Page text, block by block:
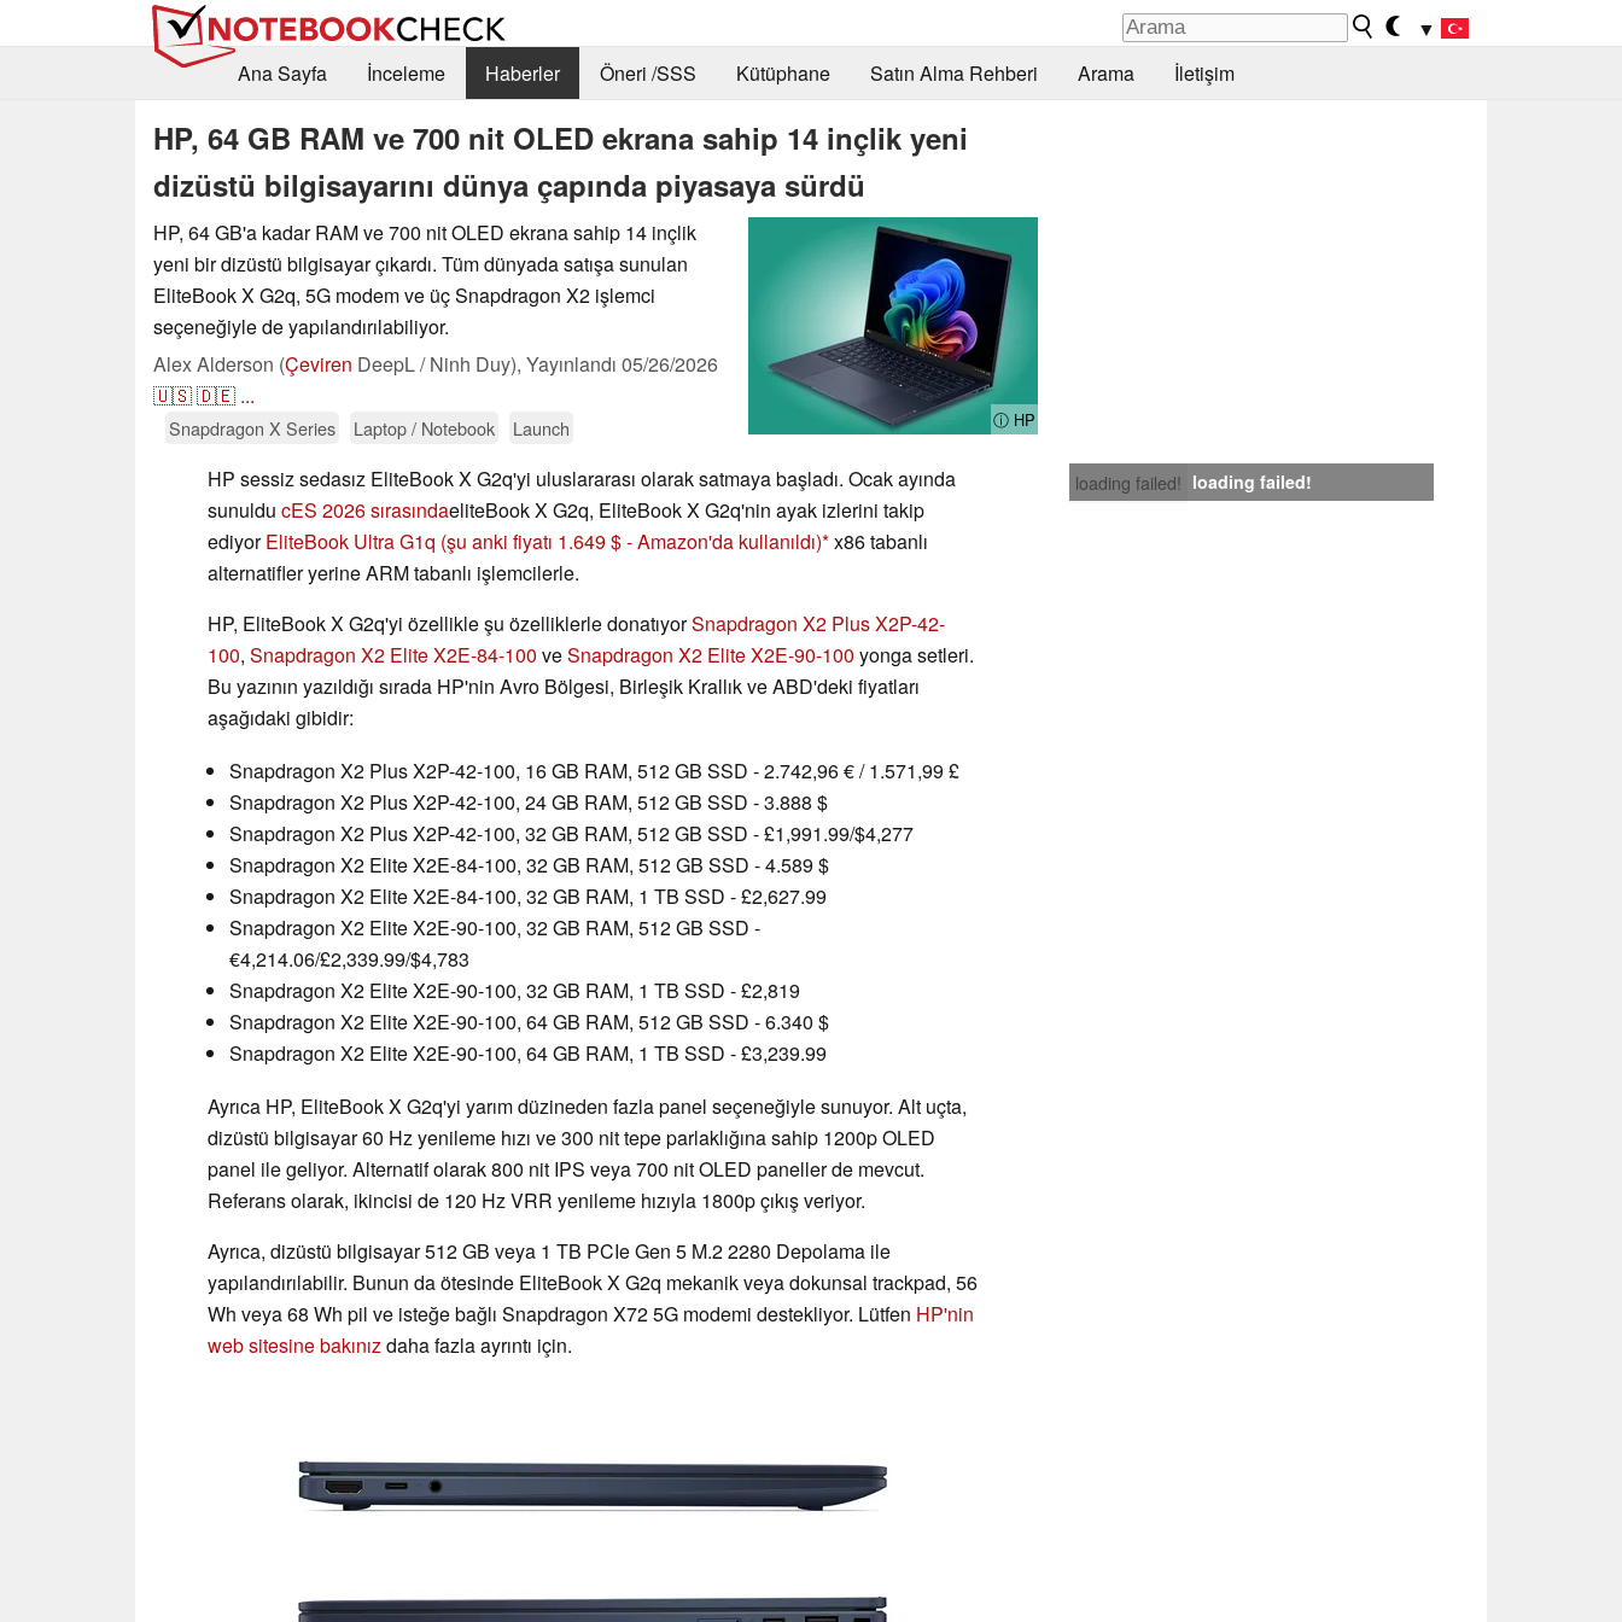
▼
Ana Sayfa
İnceleme Haberler Öneri /SSS Kütüphane Satın Alma Rehberi Arama İletişim
HP, 64 GB RAM ve 700 nit OLED ekrana sahip 14 inçlik yeni
dizüstü bilgisayarını dünya çapında piyasaya sürdü
ⓘ HP
HP, 64 GB'a kadar RAM ve 700 nit OLED ekrana sahip 14 inçlik
yeni bir dizüstü bilgisayar çıkardı. Tüm dünyada satışa sunulan
EliteBook X G2q, 5G modem ve üç Snapdragon X2 işlemci
seçeneğiyle de yapılandırılabiliyor.
Alex Alderson (Çeviren DeepL / Ninh Duy), Yayınlandı 05/26/2026
🇺🇸🇩🇪 ...
Snapdragon X Series Laptop / Notebook Launch
loading failed! loading failed!
HP sessiz sedasız EliteBook X G2q'yi uluslararası olarak satmaya başladı. Ocak ayında
sunuldu cES 2026 sırasındaeliteBook X G2q, EliteBook X G2q'nin ayak izlerini takip
ediyorEliteBook Ultra G1q (şu anki fiyatı 1.649 $ - Amazon'da kullanıldı) x86 tabanlı
alternatifler yerine ARM tabanlı işlemcilerle.
HP, EliteBook X G2q'yi özellikle şu özelliklerle donatıyorSnapdragon X2 Plus X2P-42-
100, Snapdragon X2 Elite X2E-84-100 veSnapdragon X2 Elite X2E-90-100 yonga setleri.
Bu yazının yazıldığı sırada HP'nin Avro Bölgesi, Birleşik Krallık ve ABD'deki fiyatları
aşağıdaki gibidir:
Snapdragon X2 Plus X2P-42-100, 16 GB RAM, 512 GB SSD - 2.742,96 € / 1.571,99 £
Snapdragon X2 Plus X2P-42-100, 24 GB RAM, 512 GB SSD - 3.888 $
Snapdragon X2 Plus X2P-42-100, 32 GB RAM, 512 GB SSD - £1,991.99/$4,277
Snapdragon X2 Elite X2E-84-100, 32 GB RAM, 512 GB SSD - 4.589 $
Snapdragon X2 Elite X2E-84-100, 32 GB RAM, 1 TB SSD - £2,627.99
Snapdragon X2 Elite X2E-90-100, 32 GB RAM, 512 GB SSD -
€4,214.06/£2,339.99/$4,783
Snapdragon X2 Elite X2E-90-100, 32 GB RAM, 1 TB SSD - £2,819
Snapdragon X2 Elite X2E-90-100, 64 GB RAM, 512 GB SSD - 6.340 $
Snapdragon X2 Elite X2E-90-100, 64 GB RAM, 1 TB SSD - £3,239.99
Ayrıca HP, EliteBook X G2q'yi yarım düzineden fazla panel seçeneğiyle sunuyor. Alt uçta,
dizüstü bilgisayar 60 Hz yenileme hızı ve 300 nit tepe parlaklığına sahip 1200p OLED
panel ile geliyor. Alternatif olarak 800 nit IPS veya 700 nit OLED paneller de mevcut.
Referans olarak, ikincisi de 120 Hz VRR yenileme hızıyla 1800p çıkış veriyor.
Ayrıca, dizüstü bilgisayar 512 GB veya 1 TB PCIe Gen 5 M.2 2280 Depolama ile
yapılandırılabilir. Bunun da ötesinde EliteBook X G2q mekanik veya dokunsal trackpad, 56
Wh veya 68 Wh pil ve isteğe bağlı Snapdragon X72 5G modemi destekliyor. Lütfen HP'nin
web sitesine bakınızdaha fazla ayrıntı için.